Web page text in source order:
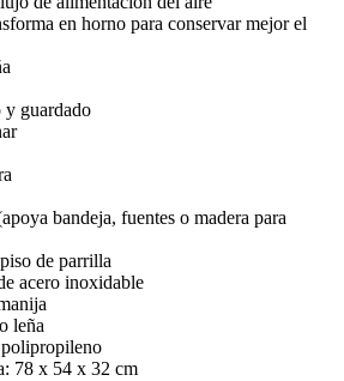
en horno para conservar mejor el
y guardado
bandeja, fuentes o madera para
de parrilla
acero inoxidable
leña
polipropileno
78 x 54 x 32 cm